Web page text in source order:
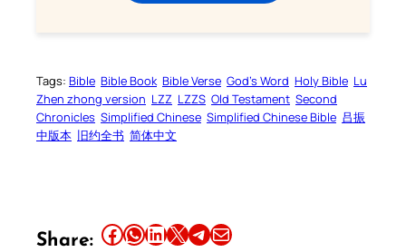
Tags: Bible Bible Book Bible Verse God’s Word Holy Bible Lu
Zhen zhong version LZZ LZZS Old Testament Second
Chronicles Simplified Chinese Simplified Chinese Bible 吕振
中版本 旧约全书 简体中文
Share: Share this article on Facebook Share this article on WhatsApp Share this article on LinkedIn Share this article on X Share this article on TelegramEmail this Article